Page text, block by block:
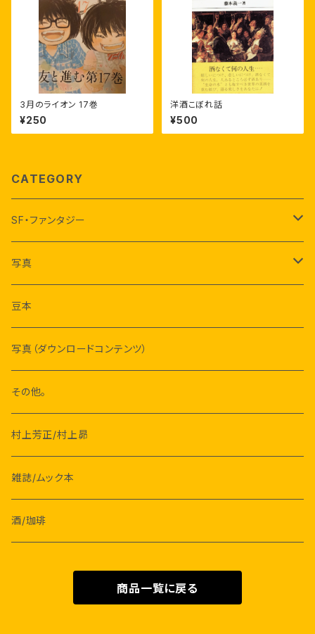
3月のライオン 17巻
¥250
洋酒こぼれ話
¥500
CATEGORY
SF・ファンタジー
アーシュラ・K・ル＝グウィン
ジェイムズ・ティプトリー・ジュニア
星新一
フィリップ・K・ディック
写真
荒木経惟
藤原新也
川内倫子
星野道夫
豆本
写真（ダウンロードコンテンツ）
その他。
村上芳正/村上昴
雑誌/ムック本
酒/珈琲
商品一覧に戻る